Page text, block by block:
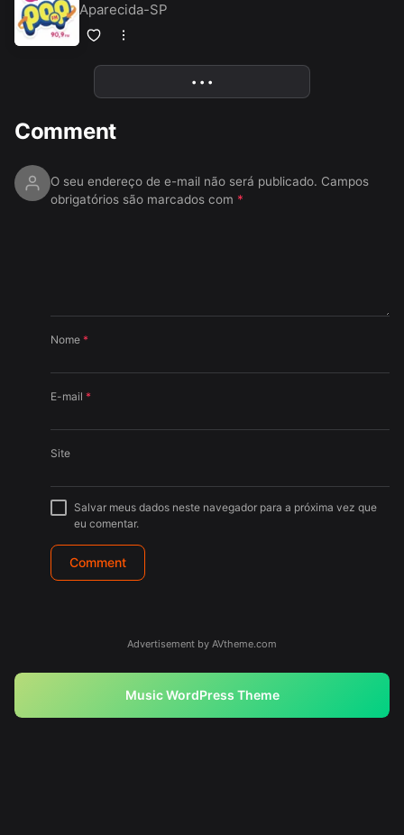
Aparecida-SP
• • •More
Comment
O seu endereço de e-mail não será publicado. Campos
obrigatórios são marcados com *
Nome *
E-mail *
Site
Salvar meus dados neste navegador para a próxima vez que
eu comentar.
Advertisement by AVtheme.com
Music WordPress Theme